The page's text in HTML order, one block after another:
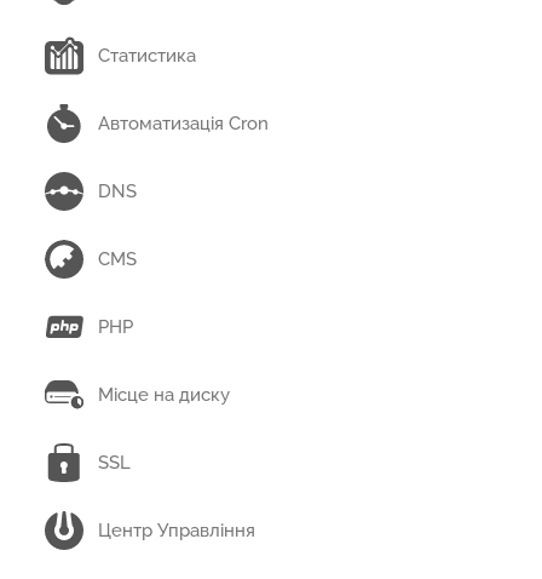
Статистика
Автоматизація Cron
DNS
CMS
PHP
Місце на диску
SSL
Центр Управління